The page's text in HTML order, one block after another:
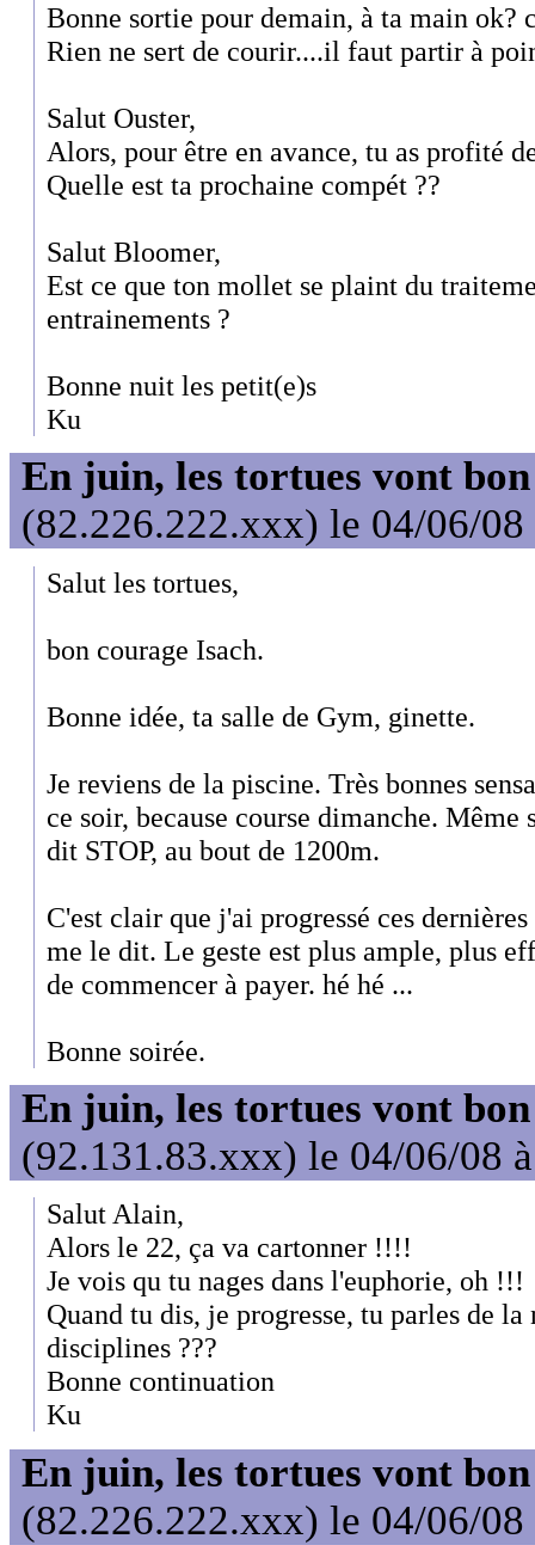
Bonne sortie pour demain, à ta main ok?
Rien ne sert de courir....il faut partir à
Salut Ouster,
Alors, pour être en avance, tu as profité
Quelle est ta prochaine compét ??
Salut Bloomer,
Est ce que ton mollet se plaint du
entrainements ?
Bonne nuit les petit(e)s
Ku
En juin, les tortues vont
(82.226.222.xxx) le 04/06/08
Salut les tortues,
bon courage Isach.
Bonne idée, ta salle de Gym, ginette.
Je reviens de la piscine. Très bonnes
ce soir, because course dimanche.
dit STOP, au bout de 1200m.
C'est clair que j'ai progressé ces
me le dit. Le geste est plus ample, plus
de commencer à payer. hé hé ...
Bonne soirée.
En juin, les tortues vont
(92.131.83.xxx) le 04/06/08
Salut Alain,
Alors le 22, ça va cartonner !!!!
Je vois qu tu nages dans l'euphorie, oh !!!
Quand tu dis, je progresse, tu parles de
disciplines ???
Bonne continuation
Ku
En juin, les tortues vont
(82.226.222.xxx) le 04/06/08